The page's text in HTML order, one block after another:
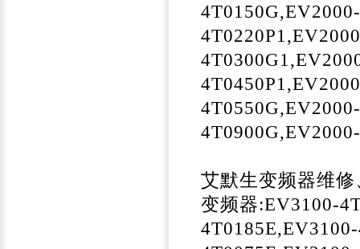
艾默生变频器维
变频器:EV3100-